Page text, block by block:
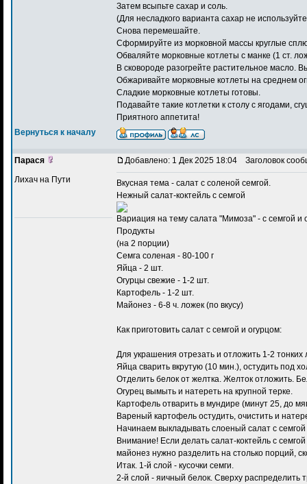
Затем всыпьте сахар и соль.
(Для несладкого варианта сахар не
Снова перемешайте.
Сформируйте из морковной массы круглые
Обваляйте морковные котлеты с манке (1 ст.
В сковороде разогрейте растительное масло.
Обжаривайте морковные котлеты на среднем
Сладкие морковные котлеты готовы.
Подавайте такие котлетки к столу с ягодами,
Приятного аппетита!
Вернуться к началу
Парася
Лихач на Пути
Добавлено: 1 Дек 2025 18:04 Заголовок
Вкусная тема - салат с соленой семгой
Нежный салат-коктейль с семгой
Вариация на тему салата "Мимоза" - с семгой
Продукты
(на 2 порции)
Семга соленая - 80-100 г
Яйца - 2 шт.
Огурцы свежие - 1-2 шт.
Картофель - 1-2 шт.
Майонез - 6-8 ч. ложек (по вкусу)
Как приготовить салат с семгой и огурцом:
Для украшения отрезать и отложить 1-2
Яйца сварить вкрутую (10 мин.), остудить под
Отделить белок от желтка. Желток отложить.
Огурец вымыть и натереть на крупной терке.
Картофель отварить в мундире (минут 25, до
Вареный картофель остудить, очистить и
Начинаем выкладывать слоеный салат с семгой
Внимание! Если делать салат-коктейль с
майонез нужно разделить на столько порций,
Итак. 1-й слой - кусочки семги.
2-й слой - яичный белок. Сверху распределить